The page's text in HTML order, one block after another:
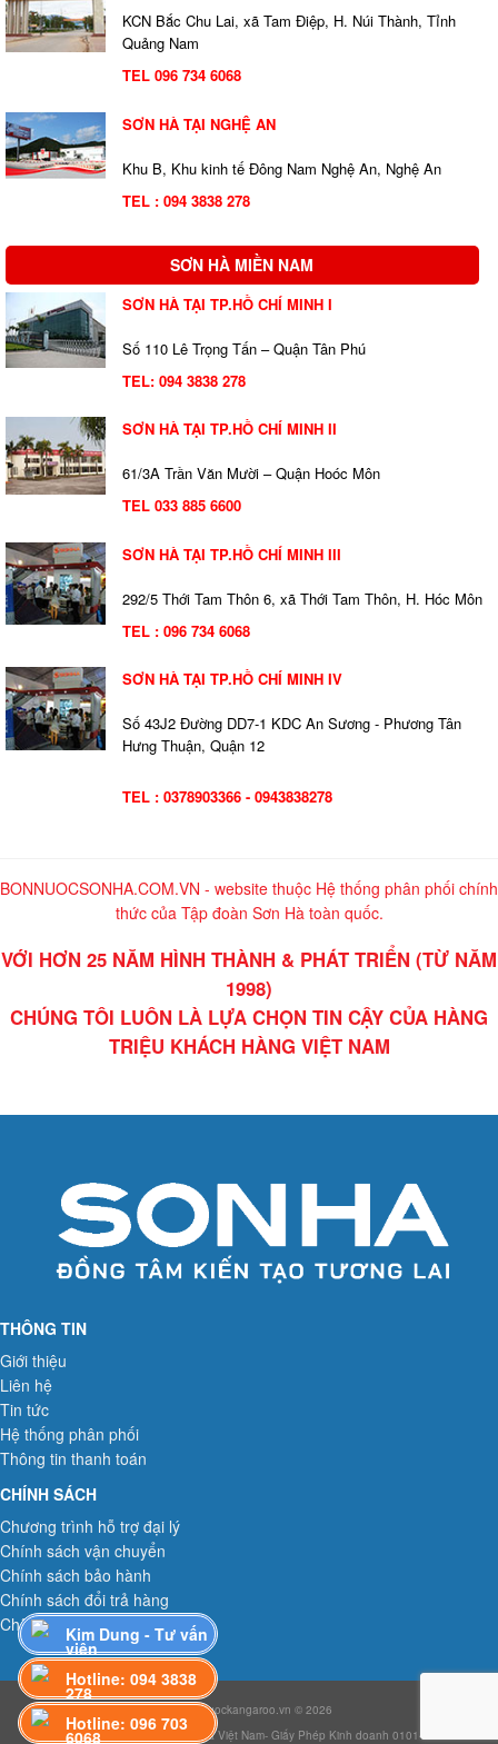
KCN Bắc Chu Lai, xã Tam Điệp, H. Núi Thành, Tỉnh
Quảng Nam
TEL 096 734 6068
SƠN HÀ TẠI NGHỆ AN
Khu B, Khu kinh tế Đông Nam Nghệ An, Nghệ An
TEL : 094 3838 278
SƠN HÀ MIỀN NAM
SƠN HÀ TẠI TP.HỒ CHÍ MINH I
Số 110 Lê Trọng Tấn – Quận Tân Phú
TEL: 094 3838 278
SƠN HÀ TẠI TP.HỒ CHÍ MINH II
61/3A Trần Văn Mười – Quận Hoóc Môn
TEL 033 885 6600
SƠN HÀ TẠI TP.HỒ CHÍ MINH III
292/5 Thới Tam Thôn 6, xã Thới Tam Thôn, H. Hóc Môn
TEL : 096 734 6068
SƠN HÀ TẠI TP.HỒ CHÍ MINH IV
Số 43J2 Đường DD7-1 KDC An Sương - Phương Tân
Hưng Thuận, Quận 12
TEL : 0378903366 - 0943838278
BONNUOCSONHA.COM.VN - website thuộc Hệ thống phân phối chính
thức của Tập đoàn Sơn Hà toàn quốc.
VỚI HƠN 25 NĂM HÌNH THÀNH & PHÁT TRIỂN (TỪ NĂM
1998)
CHÚNG TÔI LUÔN LÀ LỰA CHỌN TIN CẬY CỦA HÀNG
TRIỆU KHÁCH HÀNG VIỆT NAM
THÔNG TIN
Giới thiệu
Liên hệ
Tin tức
Hệ thống phân phối
Thông tin thanh toán
CHÍNH SÁCH
Chương trình hỗ trợ đại lý
Chính sách vận chuyển
Chính sách bảo hành
Chính sách đổi trả hàng
Chính sách bảo mật
Maylocnuockangaroo.vn © 2026
Công ty TNHH Công nghệ Sakura Việt Nam- Giấy Phép Kinh doanh 0101483184
Kim Dung - Tư vấn
viên
Hotline: 094 3838
278
Hotline: 096 703
6068